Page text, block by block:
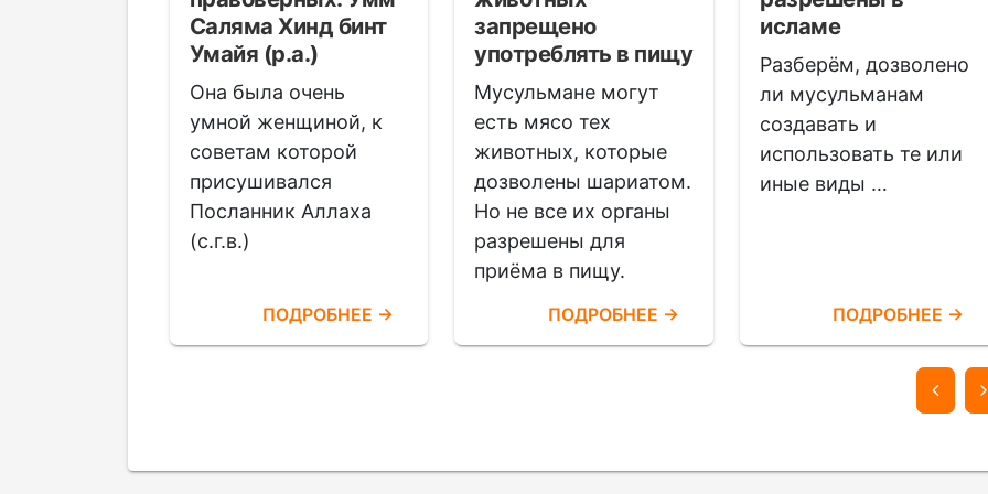
Саляма Хинд бинт
Умайя (р.а.)
Она была очень
умной женщиной, к
советам которой
присушивался
Посланник Аллаха
(с.г.в.)
ПОДРОБНЕЕ →
запрещено
употреблять в пищу
Мусульманe могут
есть мясо тех
животных, которые
дозволены шариатом.
Но не все их органы
разрешены для
приёма в пищу.
ПОДРОБНЕЕ →
исламе
Разберём, дозволено
ли мусульманам
создавать и
использовать те или
иные виды …
ПОДРОБНЕЕ →